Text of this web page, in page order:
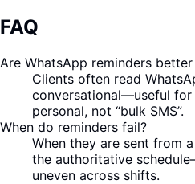
FAQ
Are WhatsApp reminders better
Clients often read
conversational—useful
personal, not “bulk SMS”.
When do reminders fail?
When they are sent from
the authoritative
uneven across shifts.